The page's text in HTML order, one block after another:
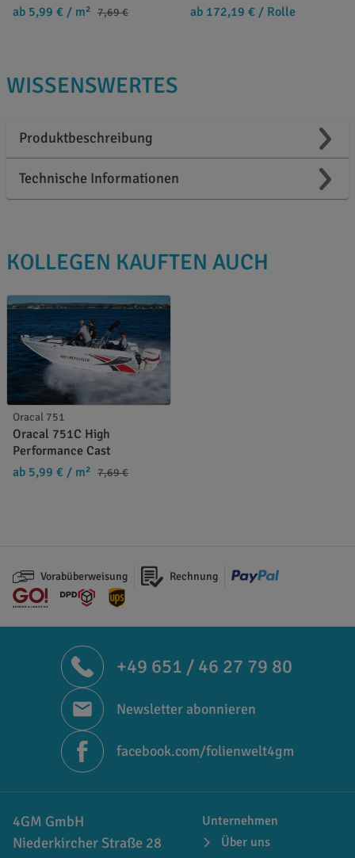
ab 5,99 € / m² 7,69 €
ab 172,19 € / Rolle
WISSENSWERTES
Produktbeschreibung
Technische Informationen
KOLLEGEN KAUFTEN AUCH
Oracal 751
Oracal 751C High
Performance Cast
ab 5,99 € / m² 7,69 €
Vorabüberweisung Rechnung
+49 651 / 46 27 79 80
Newsletter abonnieren
facebook.com/folienwelt4gm
4GM GmbH
Niederkircher Straße 28
Unternehmen
Über uns